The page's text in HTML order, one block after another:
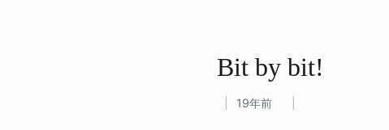
Bit by bit!
19年前